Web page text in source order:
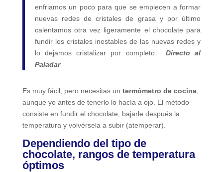
enfriamos un poco para que se empiecen a formar
nuevas redes de cristales de grasa y por último
calentamos otra vez ligeramente el chocolate para
fundir los cristales inestables de las nuevas redes y
lo dejamos cristalizar por completo. Directo al
Paladar
Es muy fácil, pero necesitas un termómetro de cocina,
aunque yo antes de tenerlo lo hacía a ojo. El método
consiste en fundir el chocolate, bajarle después la
temperatura y volvérsela a subir (atemperar).
Dependiendo del tipo de
chocolate, rangos de temperatura
óptimos